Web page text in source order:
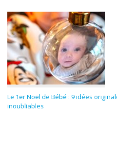
Le 1er Noël de Bébé : 9 idées
inoubliables